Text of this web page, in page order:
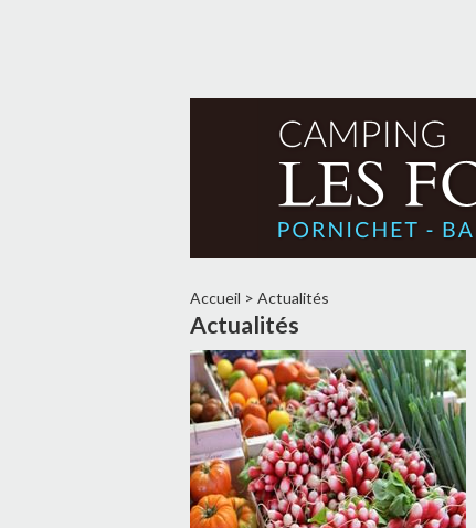
Accueil > Actualités
Actualités